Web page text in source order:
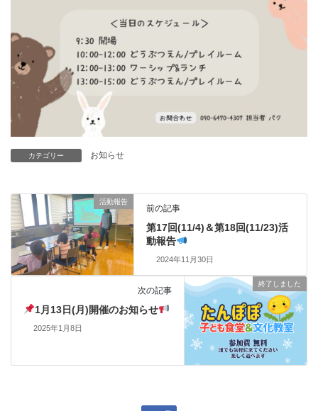
カテゴリー お知らせ
活動報告
前の記事
第17回(11/4)＆第18回(11/23)活
動報告
2024年11月30日
終了しました
次の記事
1月13日(月)開催のお知らせ
2025年1月8日